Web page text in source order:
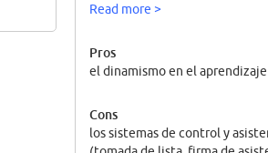
Read more >
Pros
el dinamismo en el
Cons
los sistemas de control y